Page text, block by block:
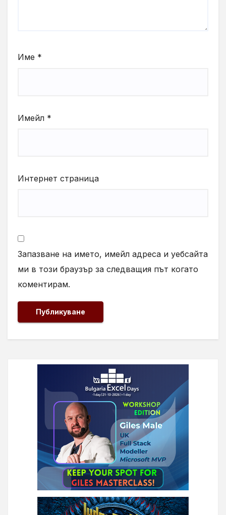
Име *
Имейл *
Интернет страница
Запазване на името, имейл адреса и уебсайта
ми в този браузър за следващия път когато
коментирам.